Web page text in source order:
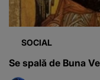
SOCIAL
Se spală de Buna